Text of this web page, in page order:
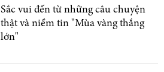
Sắc vui đến từ những câu chuyện
thật và niềm tin "Mùa vàng thắng
lớn"